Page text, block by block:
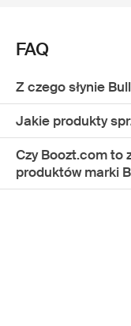
skandynawskim
FAQ
Z czego słynie
Jakie produkty
Czy Boozt.com to
produktów marki